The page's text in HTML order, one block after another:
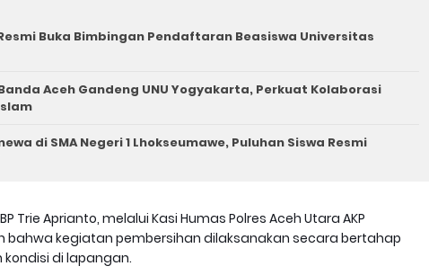
Buka Bimbingan Pendaftaran Beasiswa Universitas
Aceh Gandeng UNU Yogyakarta, Perkuat Kolaborasi
di SMA Negeri 1 Lhokseumawe, Puluhan Siswa Resmi
Trie Aprianto, melalui Kasi Humas Polres Aceh Utara AKP
bahwa kegiatan pembersihan dilaksanakan secara bertahap
di lapangan.